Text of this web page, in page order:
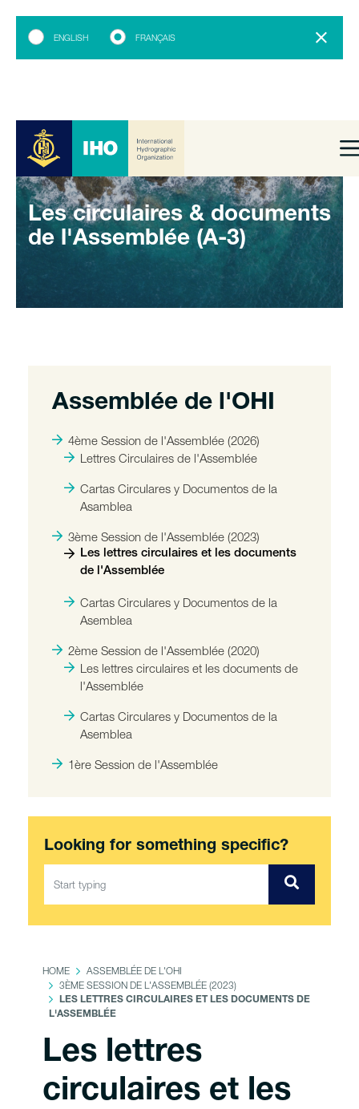
ENGLISH FRANÇAIS
Les circulaires & documents
de l'Assemblée (A-3)
Assemblée de l'OHI
4ème Session de l'Assemblée (2026)
Lettres Circulaires de l'Assemblée
Cartas Circulares y Documentos de la
Asamblea
3ème Session de l'Assemblée (2023)
Les lettres circulaires et les documents
de l'Assemblée
Cartas Circulares y Documentos de la
Asemblea
2ème Session de l'Assemblée (2020)
Les lettres circulaires et les documents de
l'Assemblée
Cartas Circulares y Documentos de la
Asemblea
1ère Session de l'Assemblée
Looking for something specific?
HOME
ASSEMBLÉE DE L'OHI
3ÈME SESSION DE L'ASSEMBLÉE (2023)
LES LETTRES CIRCULAIRES ET LES DOCUMENTS DE
L'ASSEMBLÉE
Les lettres
circulaires et les